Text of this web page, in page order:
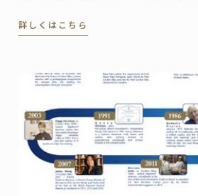
ネはこのような形に切り出されます
詳しくはこちら